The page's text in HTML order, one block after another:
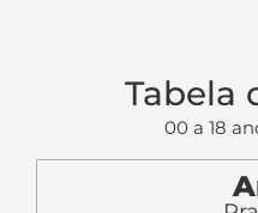
Tabela
00 a 18